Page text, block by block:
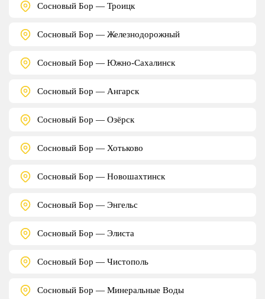
Сосновый Бор — Троицк
Сосновый Бор — Железнодорожный
Сосновый Бор — Южно-Сахалинск
Сосновый Бор — Ангарск
Сосновый Бор — Озёрск
Сосновый Бор — Хотьково
Сосновый Бор — Новошахтинск
Сосновый Бор — Энгельс
Сосновый Бор — Элиста
Сосновый Бор — Чистополь
Сосновый Бор — Минеральные Воды